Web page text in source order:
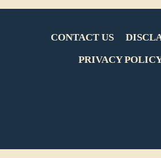
CONTACT US
PRIVACY